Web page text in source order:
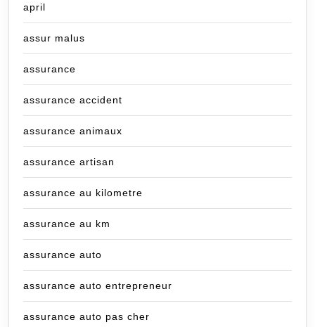
april
assur malus
assurance
assurance accident
assurance animaux
assurance artisan
assurance au kilometre
assurance au km
assurance auto
assurance auto entrepreneur
assurance auto pas cher